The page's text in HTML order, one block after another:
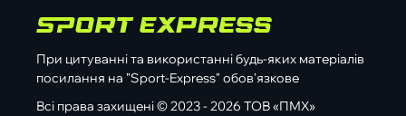
При цитуванні та використанні будь-яких матеріалів
посилання на "Sport-Express" обов'язкове
Всі права захищені © 2023 - 2026 ТОВ «ПМХ»